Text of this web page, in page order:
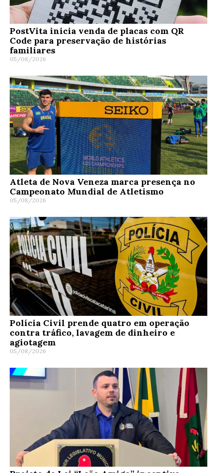
PostVita inicia venda de placas com QR
Code para preservação de histórias
familiares
05/08/2026
Atleta de Nova Veneza marca presença no
Campeonato Mundial de Atletismo
05/08/2026
Polícia Civil prende quatro em operação
contra tráfico, lavagem de dinheiro e
agiotagem
05/08/2026